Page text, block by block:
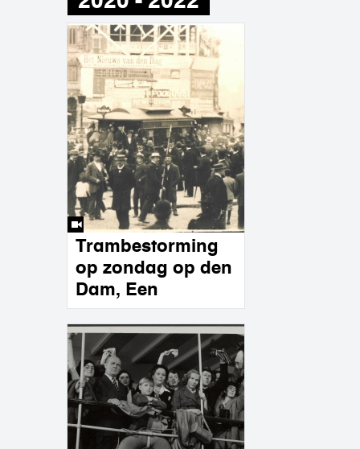
Trambestorming
op zondag op den
Dam, Een